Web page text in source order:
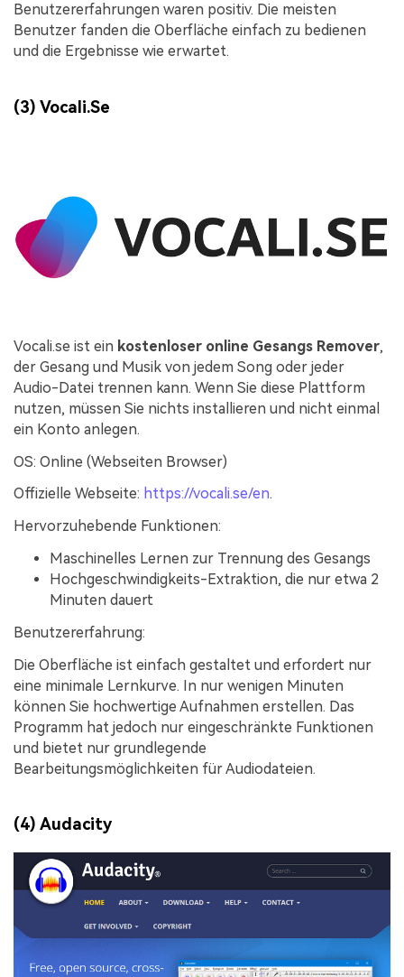
Benutzererfahrungen waren positiv. Die meisten
Benutzer fanden die Oberfläche einfach zu bedienen
und die Ergebnisse wie erwartet.
(3) Vocali.Se
Vocali.se ist ein kostenloser online Gesangs Remover,
der Gesang und Musik von jedem Song oder jeder
Audio-Datei trennen kann. Wenn Sie diese Plattform
nutzen, müssen Sie nichts installieren und nicht einmal
ein Konto anlegen.
OS: Online (Webseiten Browser)
Offizielle Webseite: https://vocali.se/en.
Hervorzuhebende Funktionen:
Maschinelles Lernen zur Trennung des Gesangs
Hochgeschwindigkeits-Extraktion, die nur etwa 2
Minuten dauert
Benutzererfahrung:
Die Oberfläche ist einfach gestaltet und erfordert nur
eine minimale Lernkurve. In nur wenigen Minuten
können Sie hochwertige Aufnahmen erstellen. Das
Programm hat jedoch nur eingeschränkte Funktionen
und bietet nur grundlegende
Bearbeitungsmöglichkeiten für Audiodateien.
(4) Audacity